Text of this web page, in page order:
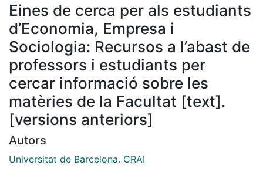
Eines de cerca per als estudiants
d’Economia, Empresa i
Sociologia: Recursos a l’abast de
professors i estudiants per
cercar informació sobre les
matèries de la Facultat [text].
[versions anteriors]
Autors
Universitat de Barcelona. CRAI